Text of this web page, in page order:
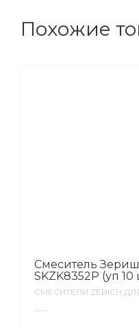
Похожие
Смеситель
SKZK8352P (уп 10
СМЕСИТЕЛИ ZERICH